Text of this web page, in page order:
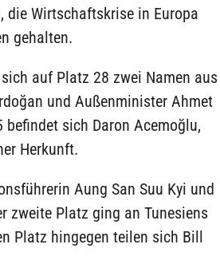
die Wirtschaftskrise in Europa
gehalten.
auf Platz 28 zwei Namen aus
und Außenminister Ahmet
sich Daron Acemoğlu,
Herkunft.
Aung San Suu Kyi und
zweite Platz ging an Tunesiens
Platz hingegen teilen sich Bill